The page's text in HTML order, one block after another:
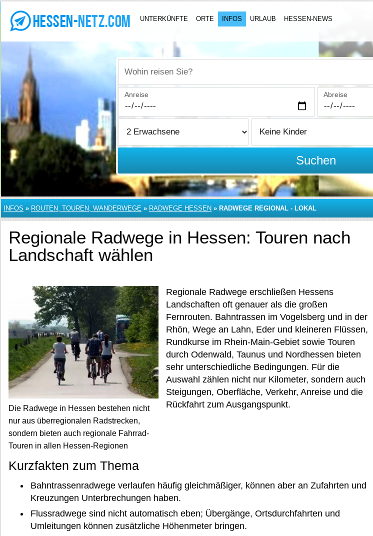
UNTERKÜNFTE ORTE INFOS URLAUB HESSEN-NEWS
Wohin reisen Sie?
Anreise Abreise
Suchen
INFOS » ROUTEN, TOUREN, WANDERWEGE » RADWEGE HESSEN » RADWEGE REGIONAL - LOKAL
Regionale Radwege in Hessen: Touren nach
Landschaft wählen
Die Radwege in Hessen bestehen nicht
nur aus überregionalen Radstrecken,
sondern bieten auch regionale Fahrrad-
Touren in allen Hessen-Regionen
Regionale Radwege erschließen Hessens
Landschaften oft genauer als die großen
Fernrouten. Bahntrassen im Vogelsberg und in der
Rhön, Wege an Lahn, Eder und kleineren Flüssen,
Rundkurse im Rhein-Main-Gebiet sowie Touren
durch Odenwald, Taunus und Nordhessen bieten
sehr unterschiedliche Bedingungen. Für die
Auswahl zählen nicht nur Kilometer, sondern auch
Steigungen, Oberfläche, Verkehr, Anreise und die
Rückfahrt zum Ausgangspunkt.
Kurzfakten zum Thema
Bahntrassenradwege verlaufen häufig gleichmäßiger, können aber an Zufahrten und
Kreuzungen Unterbrechungen haben.
Flussradwege sind nicht automatisch eben; Übergänge, Ortsdurchfahrten und
Umleitungen können zusätzliche Höhenmeter bringen.